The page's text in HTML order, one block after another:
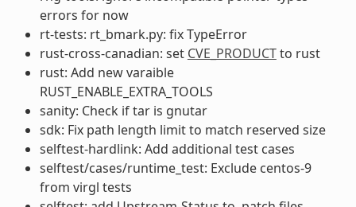
errors for now
rt-tests: rt_bmark.py: fix TypeError
rust-cross-canadian: set CVE_PRODUCTto rust
rust: Add new varaible
RUST_ENABLE_EXTRA_TOOLS
sanity: Check if tar is gnutar
sdk: Fix path length limit to match reserved size
selftest-hardlink: Add additional test cases
selftest/cases/runtime_test: Exclude centos-9
from virgl tests